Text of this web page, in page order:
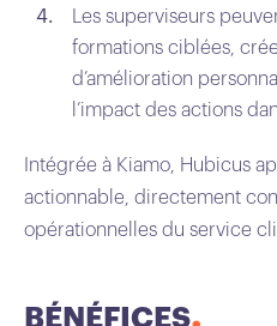
Les superviseurs
formations ciblées,
d’amélioration
l’impact des actions
Intégrée à Kiamo, Hubicus
actionnable, directement
opérationnelles du service
BÉNÉFICES